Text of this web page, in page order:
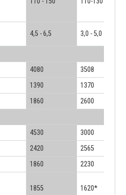
4,5 - 6,5 3,0 - 5,0
4080
3508
1390
1370
1860
2600
4530
3000
2420
2565
1860
2230
1855 1620*